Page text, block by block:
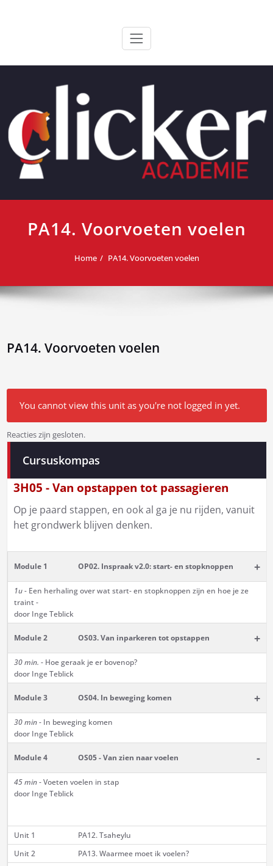
ClickerAcademie
PA14. Voorvoeten voelen
Home PA14. Voorvoeten voelen
PA14. Voorvoeten voelen
You cannot view this unit as you're not logged in yet.
Bericht
navigatie
Reacties zijn gesloten.
Cursuskompas
3H05 - Van opstappen tot passagieren
Op je paard stappen, en ook al ga je nu rijden, vanuit
het grondwerk blijven denken.
Module 1 OP02. Inspraak v2.0: start- en stopknoppen +
1u -Een herhaling over wat start- en stopknoppen zijn en hoe je ze
traint -
door Inge Teblick
Module 2 OS03. Van inparkeren tot opstappen +
30 min. - Hoe geraak je er bovenop?
door Inge Teblick
Module 3 OS04. In beweging komen +
30 min- In beweging komen
door Inge Teblick
Module 4 OS05 - Van zien naar voelen -
45 min- Voeten voelen in stap
door Inge Teblick
Unit 1
PA12. Tsaheylu
Unit 2
PA13. Waarmee moet ik voelen?